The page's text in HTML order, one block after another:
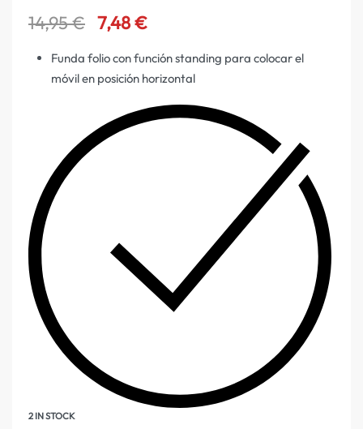
14,95€ 7,48€
Funda folio con función standing para colocar el
móvil en posición horizontal
2 IN STOCK